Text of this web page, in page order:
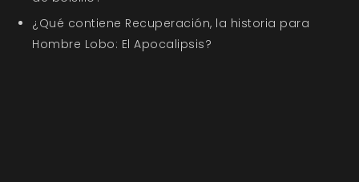
¿Qué contiene Recuperación, la historia para
Hombre Lobo: El Apocalipsis?